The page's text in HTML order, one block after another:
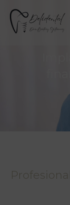
contenido